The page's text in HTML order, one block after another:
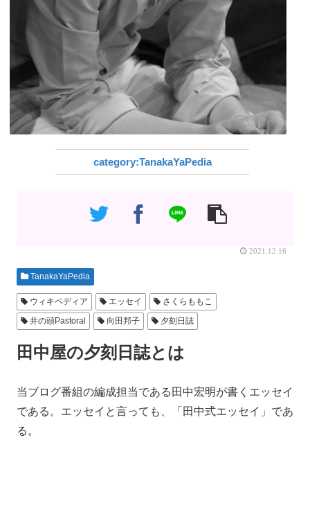
TanakaYaPedia
2021.12.16
TanakaYaPedia
ウィキペディア エッセイ
さくらももこ
井の頭Pastoral
向田邦子 夕刻日誌
田中屋の夕刻日誌とは
当ブログ番組の編成担当である田中宏明が書くエッセイ
である。エッセイと言っても、「田中式エッセイ」であ
る。